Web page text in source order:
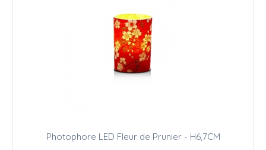
Photophore LED Fleur de Prunier - H6,7CM